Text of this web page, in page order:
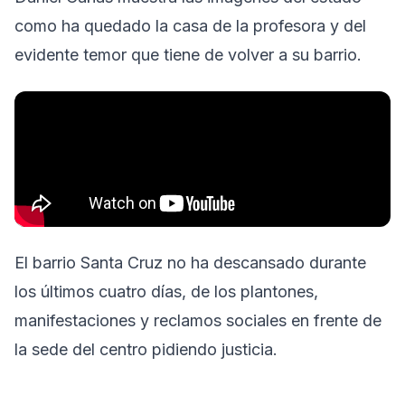
como ha quedado la casa de la profesora y del
evidente temor que tiene de volver a su barrio.
El barrio Santa Cruz no ha descansado durante
los últimos cuatro días, de los plantones,
manifestaciones y reclamos sociales en frente de
la sede del centro pidiendo justicia.